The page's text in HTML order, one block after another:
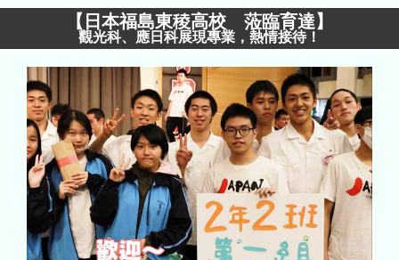
【 日本福島東稜高校 蒞臨育達】
觀光科、應日科展現專業，熱情接待！